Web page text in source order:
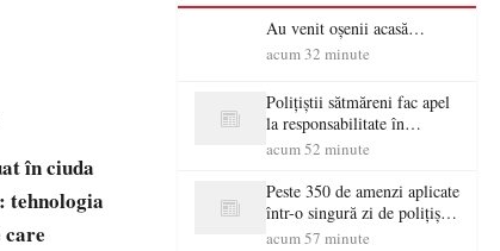
în ciuda
tehnologia
Au venit oșenii acasă…
acum 32 minute
Polițiștii sătmăreni fac apel
la responsabilitate în
trafic…
acum 52 minute
Peste 350 de amenzi aplicate
într-o singură zi de polițiștii
sătmăreni
acum 57 minute